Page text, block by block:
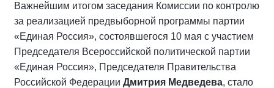
Важнейшим итогом заседания Комиссии по контролю
за реализацией предвыборной программы партии
«Единая Россия», состоявшегося 10 мая с участием
Председателя Всероссийской политической партии
«Единая Россия», Председателя Правительства
Российской Федерации Дмитрия Медведева, стало